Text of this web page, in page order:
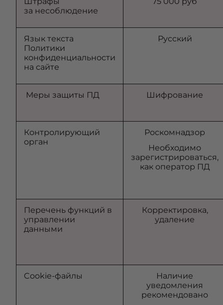
за несоблюдение
Язык текста
Политики
конфиденциальности
на сайте
Русский
Меры защиты ПД Шифрование
Контролирующий
орган
Роскомнадзор
Необходимо
зарегистрироваться,
как оператор ПД
Перечень функций в
управлении
данными
Корректировка,
удаление
Cookie-файлы
Наличие
уведомления
рекомендовано